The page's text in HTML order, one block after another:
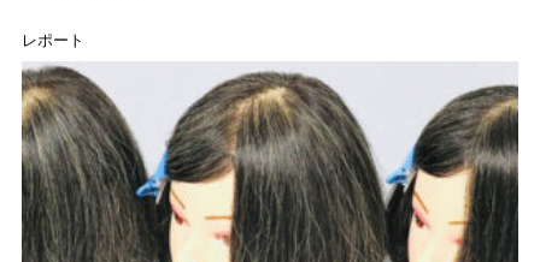
レポート